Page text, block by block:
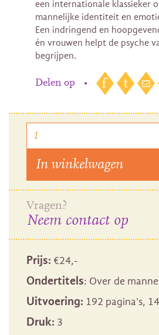
een internationale klassieker
mannelijke identiteit en
Een indringend en
én vrouwen helpt de psyche
begrijpen.
Delen op •
In winkelwagen
Vragen?
Neem contact op
Prijs: €24,-
Ondertitels: Over de
Uitvoering: 192 pagina's,
Druk: 3